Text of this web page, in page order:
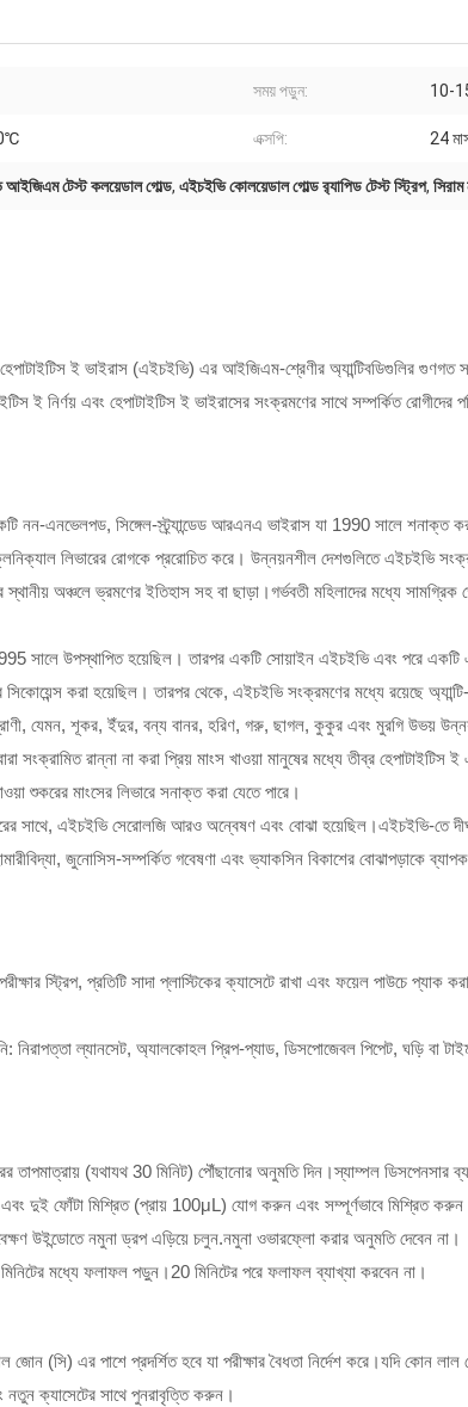
সময় পড়ুন: 10-
এক্সপি: 24
আইজিএম টেস্ট কলয়েডাল গোল্ড, এইচইভি কোলয়েডাল গোল্ড র‍্যাপিড টেস্ট স্ট্রিপ,
হেপাটাইটিস ই ভাইরাস (এইচইভি) এর আইজিএম-শ্রেণীর অ্যান্টিবডিগুলির
ই নির্ণয় এবং হেপাটাইটিস ই ভাইরাসের সংক্রমণের সাথে সম্পর্কিত রোগীদের
নন-এনভেলপড, সিঙ্গেল-স্ট্র্যান্ডেড আরএনএ ভাইরাস যা 1990 সালে
লিভারের রোগকে প্ররোচিত করে। উন্নয়নশীল দেশগুলিতে এইচইভি
অঞ্চলে ভ্রমণের ইতিহাস সহ বা ছাড়া।গর্ভবতী মহিলাদের মধ্যে
সালে উপস্থাপিত হয়েছিল। তারপর একটি সোয়াইন এইচইভি এবং পরে একটি
করা হয়েছিল। তারপর থেকে, এইচইভি সংক্রমণের মধ্যে রয়েছে
প্রাণী, যেমন, শূকর, ইঁদুর, বন্য বানর, হরিণ, গরু, ছাগল, কুকুর এবং মুরগি উভয়
সংক্রামিত রান্না না করা প্রিয় মাংস খাওয়া মানুষের মধ্যে তীব্র
শুকরের মাংসের লিভারে সনাক্ত করা যেতে পারে।
সাথে, এইচইভি সেরোলজি আরও অন্বেষণ এবং বোঝা হয়েছিল।এইচইভি-তে
জুনোসিস-সম্পর্কিত গবেষণা এবং ভ্যাকসিন বিকাশের বোঝাপড়াকে
স্ট্রিপ, প্রতিটি সাদা প্লাস্টিকের ক্যাসেটে রাখা এবং ফয়েল পাউচে প্যাক
ল্যানসেট, অ্যালকোহল প্রিপ-প্যাড, ডিসপোজেবল পিপেট, ঘড়ি বা
তাপমাত্রায় (যথাযথ 30 মিনিট) পৌঁছানোর অনুমতি দিন।স্যাম্পল ডিসপেনসার
দুই ফোঁটা মিশ্রিত (প্রায় 100μL) যোগ করুন এবং সম্পূর্ণভাবে মিশ্রিত
উইন্ডোতে নমুনা ড্রপ এড়িয়ে চলুন.নমুনা ওভারফ্লো করার অনুমতি দেবেন না।
মধ্যে ফলাফল পড়ুন।20 মিনিটের পরে ফলাফল ব্যাখ্যা করবেন না।
জোন (সি) এর পাশে প্রদর্শিত হবে যা পরীক্ষার বৈধতা নির্দেশ করে।যদি কোন লাল
নতুন ক্যাসেটের সাথে পুনরাবৃত্তি করুন।